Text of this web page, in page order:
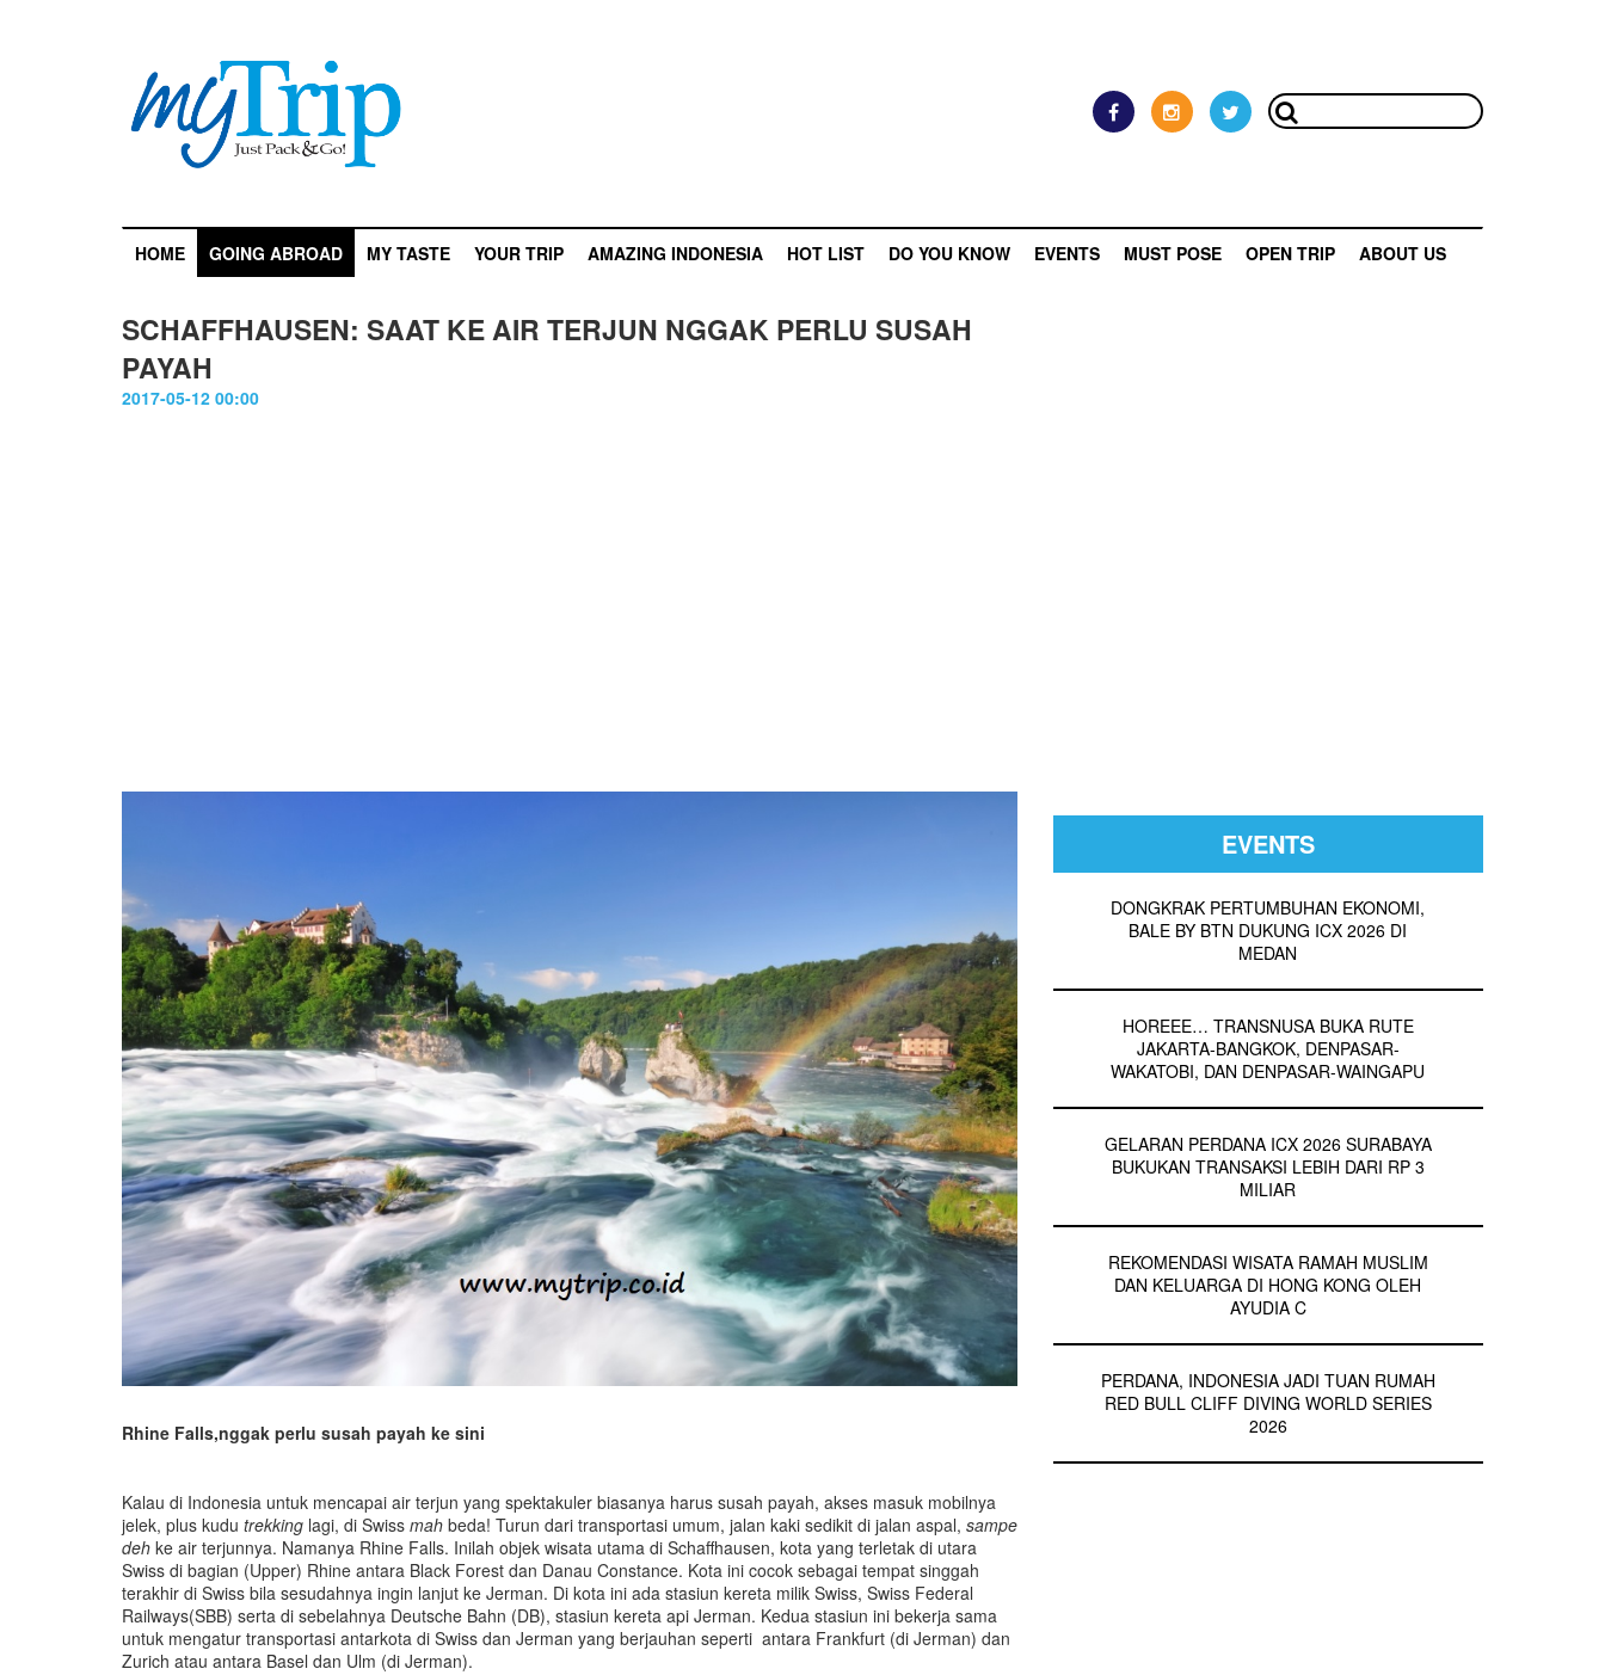
HOME GOING ABROAD MY TASTE YOUR TRIP AMAZING INDONESIA HOT LIST DO YOU KNOW EVENTS MUST POSE OPEN TRIP ABOUT US
SCHAFFHAUSEN: SAAT KE AIR TERJUN NGGAK PERLU SUSAH
PAYAH
2017-05-12 00:00
Rhine Falls,nggak perlu susah payah ke sini
Kalau di Indonesia untuk mencapai air terjun yang spektakuler biasanya harus susah payah, akses masuk mobilnya
jelek, plus kudu trekking lagi, di Swiss mah beda! Turun dari transportasi umum, jalan kaki sedikit di jalan aspal, sampe
deh ke air terjunnya. Namanya Rhine Falls. Inilah objek wisata utama di Schaffhausen, kota yang terletak di utara
Swiss di bagian (Upper) Rhine antara Black Forest dan Danau Constance. Kota ini cocok sebagai tempat singgah
terakhir di Swiss bila sesudahnya ingin lanjut ke Jerman. Di kota ini ada stasiun kereta milik Swiss, Swiss Federal
Railways(SBB) serta di sebelahnya Deutsche Bahn (DB), stasiun kereta api Jerman. Kedua stasiun ini bekerja sama
untuk mengatur transportasi antarkota di Swiss dan Jerman yang berjauhan seperti antara Frankfurt (di Jerman) dan
Zurich atau antara Basel dan Ulm (di Jerman).
EVENTS
DONGKRAK PERTUMBUHAN EKONOMI,
BALE BY BTN DUKUNG ICX 2026 DI
MEDAN
HOREEE… TRANSNUSA BUKA RUTE
JAKARTA-BANGKOK, DENPASAR-
WAKATOBI, DAN DENPASAR-WAINGAPU
GELARAN PERDANA ICX 2026 SURABAYA
BUKUKAN TRANSAKSI LEBIH DARI RP 3
MILIAR
REKOMENDASI WISATA RAMAH MUSLIM
DAN KELUARGA DI HONG KONG OLEH
AYUDIA C
PERDANA, INDONESIA JADI TUAN RUMAH
RED BULL CLIFF DIVING WORLD SERIES
2026